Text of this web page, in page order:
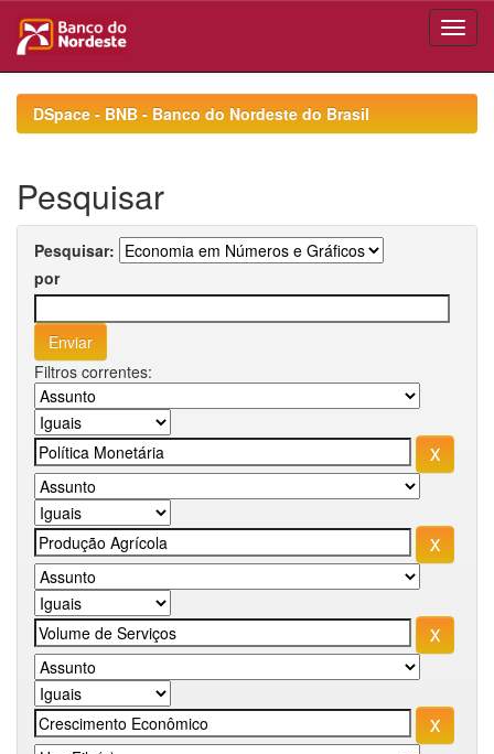
navigationDSpace - BNB - Banco do Nordeste do Brasil
Pesquisar
Pesquisar:
por
Filtros correntes: